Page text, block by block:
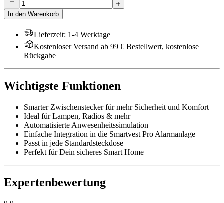
In den Warenkorb
Lieferzeit: 1-4 Werktage
Kostenloser Versand ab 99 € Bestellwert, kostenlose
Rückgabe
Wichtigste Funktionen
Smarter Zwischenstecker für mehr Sicherheit und Komfort
Ideal für Lampen, Radios & mehr
Automatisierte Anwesenheitssimulation
Einfache Integration in die Smartvest Pro Alarmanlage
Passt in jede Standardsteckdose
Perfekt für Dein sicheres Smart Home
Expertenbewertung